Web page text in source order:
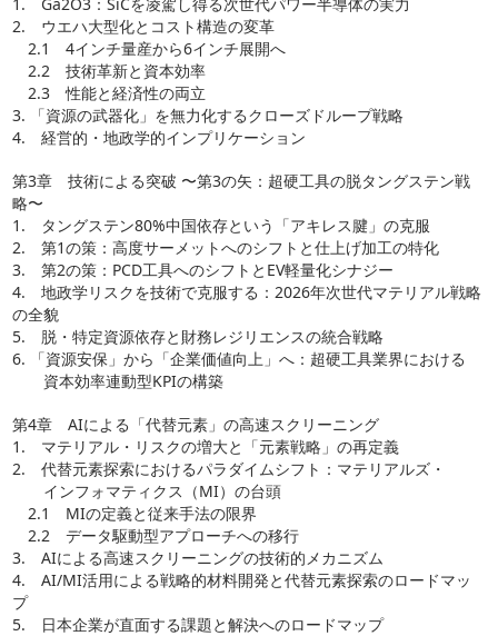
2. ウエハ大型化とコスト構造の変革
2.1 4インチ量産から6インチ展開へ
2.2 技術革新と資本効率
2.3 性能と経済性の両立
3. 「資源の武器化」を無力化するクローズドループ戦略
4. 経営的・地政学的インプリケーション
第3章 技術による突破 〜第3の矢：超硬工具の脱タングステン戦
略〜
1. タングステン80%中国依存という「アキレス腱」の克服
2. 第1の策：高度サーメットへのシフトと仕上げ加工の特化
3. 第2の策：PCD工具へのシフトとEV軽量化シナジー
4. 地政学リスクを技術で克服する：2026年次世代マテリアル戦略
の全貌
5. 脱・特定資源依存と財務レジリエンスの統合戦略
6. 「資源安保」から「企業価値向上」へ：超硬工具業界における
資本効率連動型KPIの構築
第4章 AIによる「代替元素」の高速スクリーニング
1. マテリアル・リスクの増大と「元素戦略」の再定義
2. 代替元素探索におけるパラダイムシフト：マテリアルズ・
インフォマティクス（MI）の台頭
2.1 MIの定義と従来手法の限界
2.2 データ駆動型アプローチへの移行
3. AIによる高速スクリーニングの技術的メカニズム
4. AI/MI活用による戦略的材料開発と代替元素探索のロードマッ
プ
5. 日本企業が直面する課題と解決へのロードマップ